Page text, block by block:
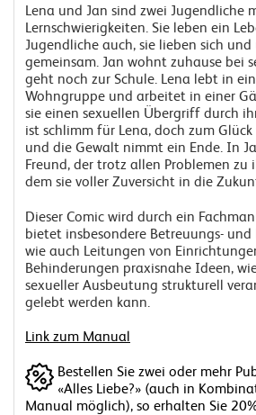
Lena und Jan sind zwei Jugendliche
Lernschwierigkeiten. Sie leben ein
Jugendliche auch, sie lieben sich
gemeinsam. Jan wohnt zuhause bei
geht noch zur Schule. Lena lebt in
Wohngruppe und arbeitet in einer
sie einen sexuellen Übergriff durch
ist schlimm für Lena, doch zum
und die Gewalt nimmt ein Ende. In
Freund, der trotz allen Problemen
dem sie voller Zuversicht in die
Dieser Comic wird durch ein
bietet insbesondere Betreuungs- und
wie auch Leitungen von
Behinderungen praxisnahe Ideen,
sexueller Ausbeutung strukturell
gelebt werden kann.
Link zum Manual
Bestellen Sie zwei oder mehr
«Alles Liebe?» (auch in
Manual möglich), so erhalten Sie